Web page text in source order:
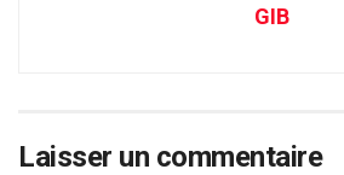
GIB
Laisser un commentaire